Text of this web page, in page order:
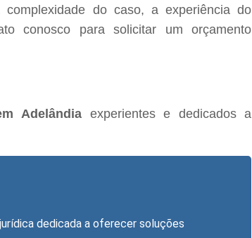
do caso, a experiência do
conosco para solicitar um orçamento
Adelândia experientes e dedicados a
dedicada a oferecer soluções